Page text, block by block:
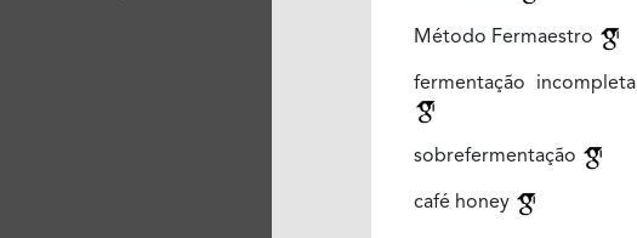
Método Fermaestro
fermentação incompleta
sobrefermentação
café honey